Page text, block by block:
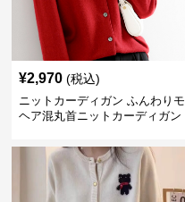
¥2,970 (税込)
ニットカーディガン ふんわりモ
ヘア混丸首ニットカーディガン